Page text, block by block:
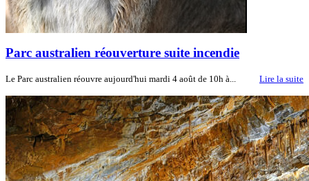
Parc australien réouverture suite incendie
Le Parc australien réouvre aujourd'hui mardi 4 août de 10h à... Lire la suite